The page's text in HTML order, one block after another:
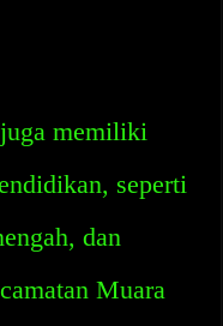
memiliki
seperti
dan
Muara